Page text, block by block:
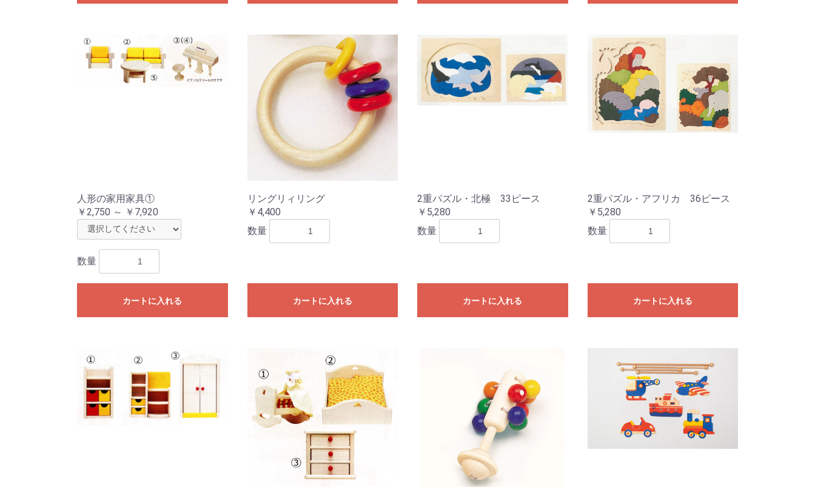
人形の家用家具①
￥2,750 ～ ￥7,920
数量
カートに入れる
リングリィリング
￥4,400
数量
カートに入れる
2重パズル・北極 33ピース
￥5,280
数量
カートに入れる
2重パズル・アフリカ 36ピース
￥5,280
数量
カートに入れる